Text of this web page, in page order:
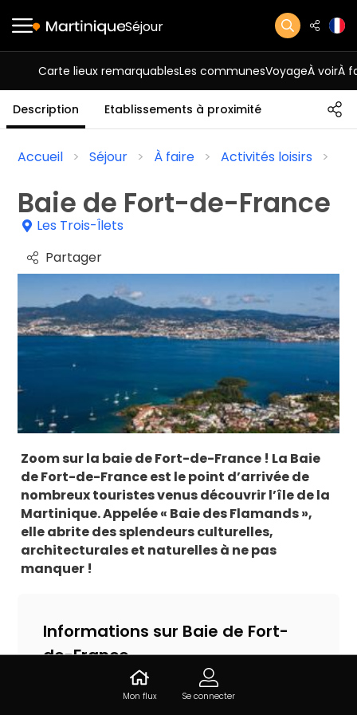
Séjour
Carte lieux remarquablesLes communesVoyageÀ voirÀ
Description Etablissements à proximité
Accueil Séjour À faire Activités loisirs
Baie de Fort-de-France
Les Trois-Îlets
Partager
Zoom sur la baie de Fort-de-France ! La Baie
de Fort-de-France est le point d’arrivée de
nombreux touristes venus découvrir l’île de la
Martinique. Appelée « Baie des Flamands »,
elle abrite des splendeurs culturelles,
architecturales et naturelles à ne pas
manquer !
Informations sur Baie de Fort-
de-France
14.573291,-61.0573904, 97229 Les Trois-Îlets,
Mon flux Se connecter